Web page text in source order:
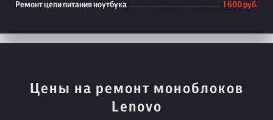
Ремонт цепи питания ноутбука 1 600 руб.
Цены на ремонт моноблоков
Lenovo